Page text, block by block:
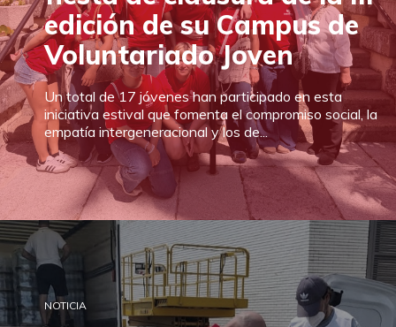
edición de su Campus de
Voluntariado Joven
Un total de 17 jóvenes han participado en esta
iniciativa estival que fomenta el compromiso social, la
empatía intergeneracional y los de...
NOTICIA